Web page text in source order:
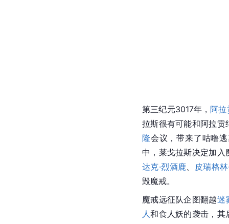
第三纪元3017年， 阿拉
拉斯很有可能和阿拉
隆会议，带来了咕噜
中，莱戈拉斯决定加
达克·烈酒鹿
皮瑞格
毁魔戒。
魔戒远征队企图翻越迷
人和食 人妖的袭击，其